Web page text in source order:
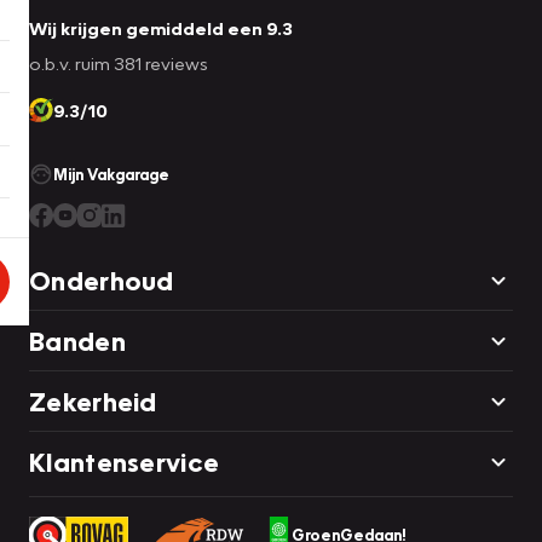
Wij krijgen gemiddeld een 9.3
o.b.v. ruim 381 reviews
9.3/10
Mijn Vakgarage
Onderhoud
Banden
Zekerheid
Klantenservice
GroenGedaan!